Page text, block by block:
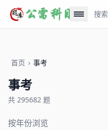
搜索
首页 › 事考
事考
共 295682 题
按年份浏览